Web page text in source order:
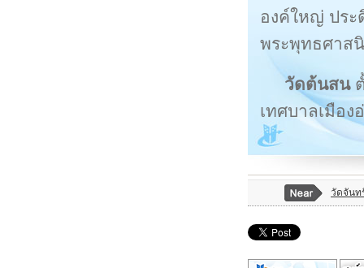
องค์ใหญ่ ประ
พระพุทธศาส
วัดต้นสนตั้
เทศบาลเมือ
วัดจันท